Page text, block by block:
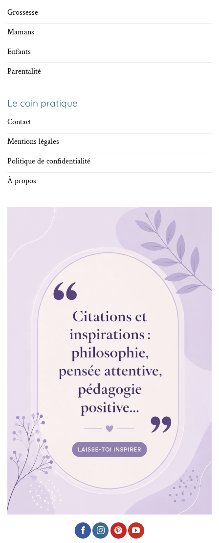
Grossesse
Mamans
Enfants
Parentalité
Le coin pratique
Contact
Mentions légales
Politique de confidentialité
À propos